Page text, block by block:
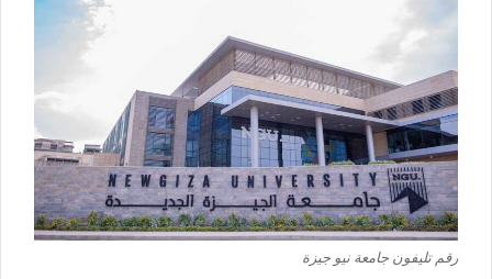
رقم تليفون جامعة نيو جيزة